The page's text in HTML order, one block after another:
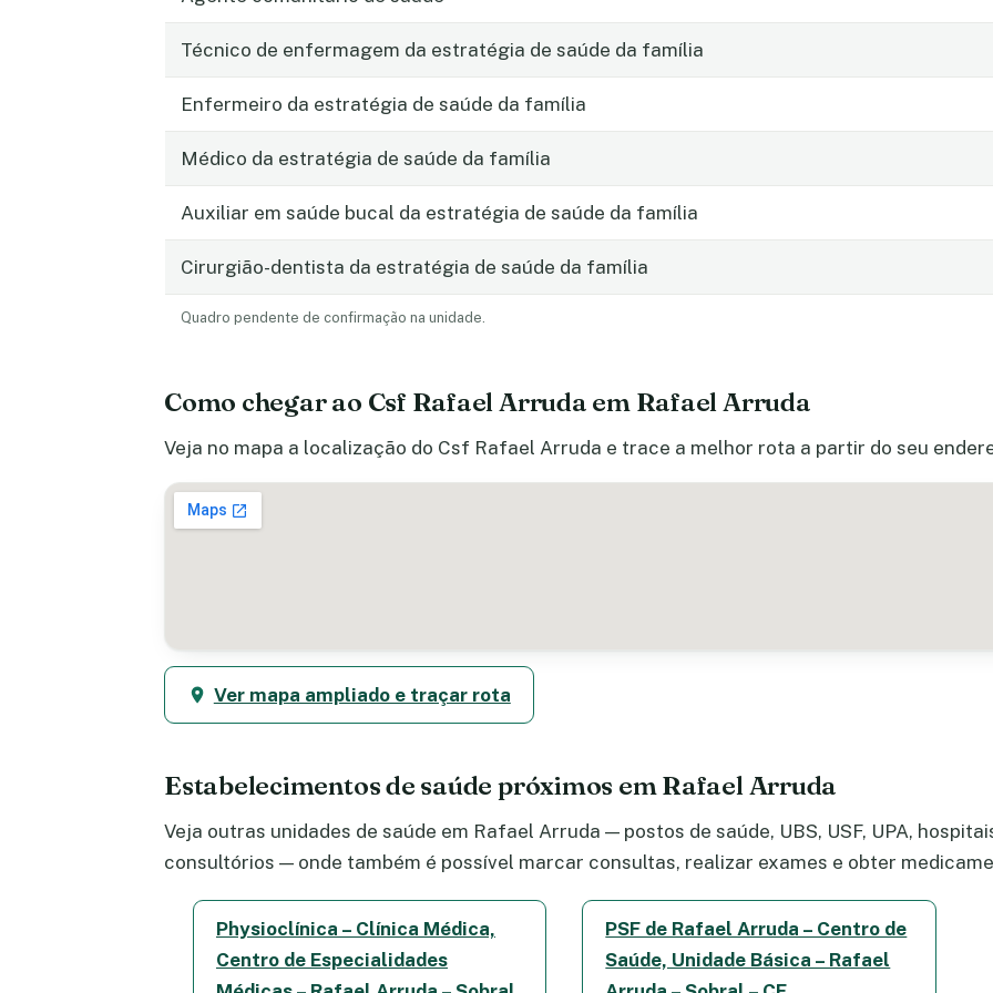
Técnico de enfermagem da estratégia de saúde da família
Enfermeiro da estratégia de saúde da família
Médico da estratégia de saúde da família
Auxiliar em saúde bucal da estratégia de saúde da família
Cirurgião-dentista da estratégia de saúde da família
Quadro pendente de confirmação na unidade.
Como chegar ao Csf Rafael Arruda em Rafael Arruda
Veja no mapa a localização do Csf Rafael Arruda e trace a melhor rota a partir do seu
Ver mapa ampliado e traçar rota
Estabelecimentos de saúde próximos em Rafael Arruda
Veja outras unidades de saúde em Rafael Arruda — postos de saúde, UBS, USF, UPA,
consultórios — onde também é possível marcar consultas, realizar exames e obter
Physioclínica – Clínica Médica,
Centro de Especialidades
PSF de Rafael Arruda – Centro de
Saúde, Unidade Básica – Rafael